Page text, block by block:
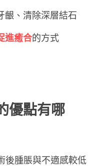
齦、清除深層結石
進癒合的方式
優點有哪
後腫脹與不適感較低